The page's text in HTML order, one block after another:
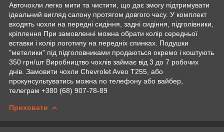
Авточохли легко мити та чистити, що дає змогу підтримувати
ідеальний вигляд салону протягом довгого часу. У комплект
входять чохли на передні сидіння, задні сидіння, підголівники,
кріплення При замовленні можна обрати колір середньої
вставки і колір логотипу на передніх спинках. Подушки
"метелики" під підголовниками продаються окремо і коштують
350 грн/шт Виробництво чохлів займає від 3 до 7 робочих
днів. Замовити чохли Chevrolet Aveo Т255, або
прокунсультуватись можна по телефону або вайбер,
телеграм +380 (68) 907-78-89
Приховати